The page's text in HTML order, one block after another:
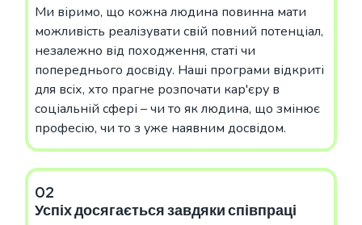
Ми віримо, що кожна людина повинна мати
можливість реалізувати свій повний потенціал,
незалежно від походження, статі чи
попереднього досвіду. Наші програми відкриті
для всіх, хто прагне розпочати кар'єру в
соціальній сфері – чи то як людина, що змінює
професію, чи то з уже наявним досвідом.
02
Успіх досягається завдяки співпраці